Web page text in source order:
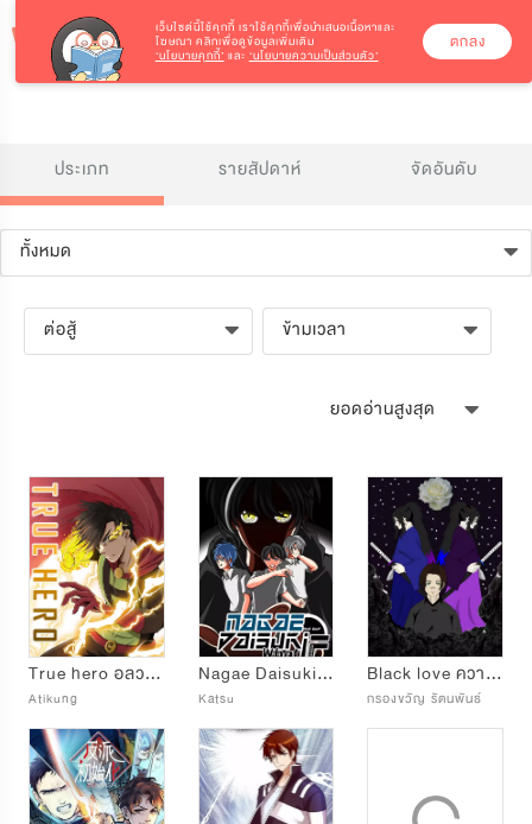
ประเภท รายสัปดาห์ จัดอันดับ
ทั้งหมด
ต่อสู้ ข้ามเวลา
ยอดอ่านสูงสุด
True hero อลวนฮีโร่หลงยุค
Atikung
Nagae Daisuki What IF...
Katsu
Black love ความรักสีดำ
กรองขวัญ รัตนพันธ์
เว็บไซต์นี้ใช้คุกกี้ เราใช้คุกกี้เพื่อนำเสนอเนื้อหาและ
โฆษณา คลิกเพื่อดูข้อมูลเพิ่มเติม
‘นโยบายคุกกี้’ และ ‘นโยบายความเป็นส่วนตัว’
ตกลง